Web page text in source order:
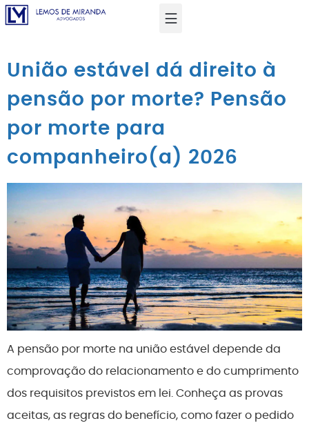
União estável dá direito à
pensão por morte? Pensão
por morte para
companheiro(a) 2026
A pensão por morte na união estável depende da
comprovação do relacionamento e do cumprimento
dos requisitos previstos em lei. Conheça as provas
aceitas, as regras do benefício, como fazer o pedido